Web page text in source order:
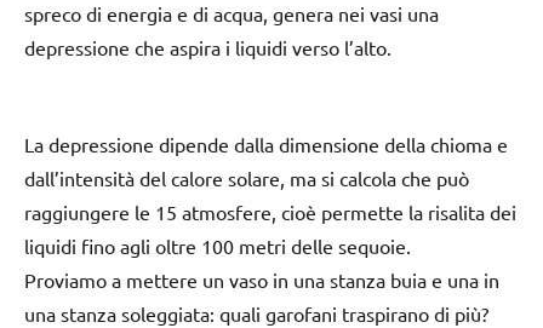
spreco di energia e di acqua, genera nei vasi una
depressione che aspira i liquidi verso l’alto.
La depressione dipende dalla dimensione della chioma e
dall’intensità del calore solare, ma si calcola che può
raggiungere le 15 atmosfere, cioè permette la risalita dei
liquidi fino agli oltre 100 metri delle sequoie.
Proviamo a mettere un vaso in una stanza buia e una in
una stanza soleggiata: quali garofani traspirano di più?